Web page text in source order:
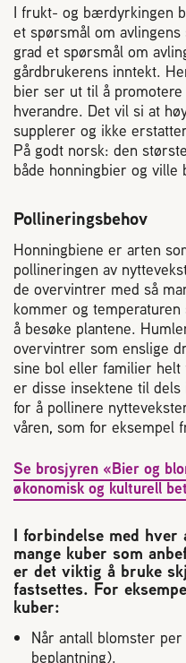
Prosjekter
Norges Birøkterlags
Dampsagveien 14
2004 Lillestrøm
TEL 63 94 20 80
post@norbi.no
I frukt- og bærdyrkingen
et spørsmål om
grad et spørsmål om
gårdbrukerens inntekt.
bier ser ut til å
hverandre. Det vil si at
supplerer og ikke
På godt norsk: den
både honningbier og ville
Pollineringsbehov
Honningbiene er arten
pollineringen av
de overvintrer med så
kommer og
å besøke plantene.
overvintrer som enslige
sine bol eller familier helt
er disse insektene til
for å pollinere
våren, som for
Se brosjyren «Bier og
økonomisk og kulturell
I forbindelse med
mange kuber som
er det viktig å bruke
fastsettes. For
kuber:
Når antall blomster
beplantning).